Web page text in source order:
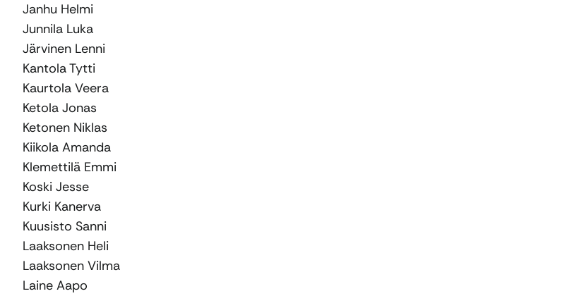
Janhu Helmi
Junnila Luka
Järvinen Lenni
Kantola Tytti
Kaurtola Veera
Ketola Jonas
Ketonen Niklas
Kiikola Amanda
Klemettilä Emmi
Koski Jesse
Kurki Kanerva
Kuusisto Sanni
Laaksonen Heli
Laaksonen Vilma
Laine Aapo